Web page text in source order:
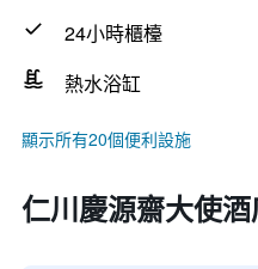
24小時櫃檯
熱水浴缸
顯示所有20個便利設施
仁川慶源齋大使